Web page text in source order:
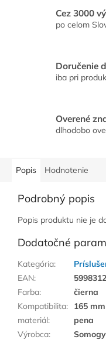
Cez 3000
po celom
Doručenie
iba pri
Overené
dlhodobo
Popis Hodnotenie
Podrobný popis
Popis produktu nie je
Dodatočné
Kategória:
EAN:
Farba:
čierna
Kompatibilita:
165
materiál:
pena
Výrobca: